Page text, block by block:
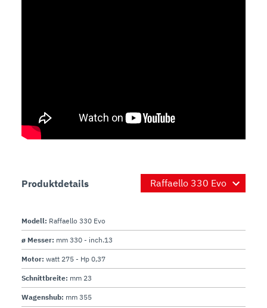
Produktdetails
Modell: Raffaello 330 Evo
ø Messer: mm 330 - inch.13
Motor: watt 275 - Hp 0,37
Schnittbreite: mm 23
Wagenshub: mm 355